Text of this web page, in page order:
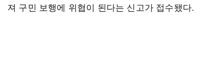
져 구민 보행에 위협이 된다는 신고가 접수됐다.